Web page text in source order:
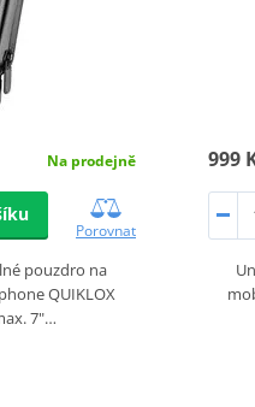
Na prodejně
Porovnat
pouzdro na
QUIKLOX
7"…
999